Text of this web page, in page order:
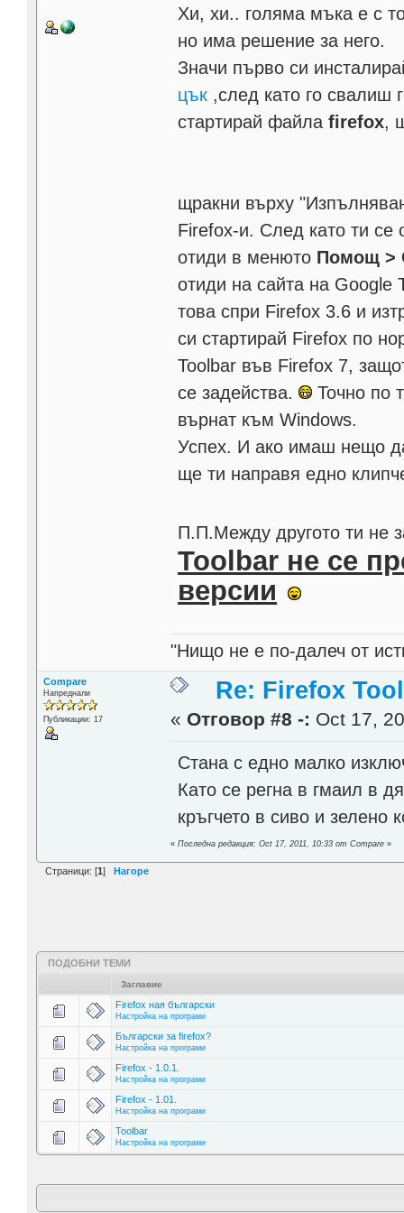
Хи, хи.. голяма мъка е с
но има решение за него.
Значи първо си
цък ,след като го свалиш
стартирай файлаfirefox,
щракни върху
Firefox-и. След като ти се
отиди в менюто Помощ >
отиди на сайта на Google
това спри Firefox 3.6 и
си стартирай Firefox по
Toolbar във Firefox 7,
се задейства.
Точно по
върнат към Windows.
Успех. И ако имаш нещо
ще ти направя едно
П.П.Между другото ти не
Toolbar не се
версии
"Нищо не е по-далеч от
Compare
Напреднали
Публикации: 17
Re: Firefox
« Отговор #8 -: Oct 17,
Стана с едно малко
Като се регна в гмаил в
кръгчето в сиво и зелено
«Последна редакция: Oct 17, 2011, 10:33 от Compare »
Страници: [1] Нагоре
ПОДОБНИ ТЕМИ
Заглавие
Firefox ная български
Настройка на програми
Български за firefox?
Настройка на програми
Firefox - 1.0.1.
Настройка на програми
Firefox - 1.01.
Настройка на програми
Toolbar
Настройка на програми